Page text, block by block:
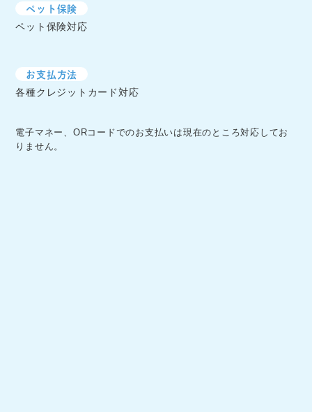
ペット保険
ペット保険対応
お支払方法
各種クレジットカード対応
電子マネー、ORコードでのお支払いは現在のところ対応してお
りません。